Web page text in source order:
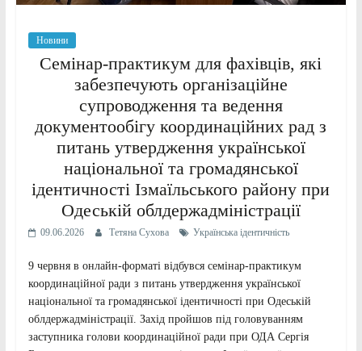
Новини
Семінар-практикум для фахівців, які
забезпечують організаційне
супроводження та ведення
документообігу координаційних рад з
питань утвердження української
національної та громадянської
ідентичності Ізмаїльського району при
Одеській облдержадміністрації
09.06.2026 Тетяна Сухова Українська ідентичність
9 червня в онлайн-форматі відбувся семінар-практикум
координаційної ради з питань утвердження української
національної та громадянської ідентичності при Одеській
облдержадміністрації. Захід пройшов під головуванням
заступника голови координаційної ради при ОДА Сергія